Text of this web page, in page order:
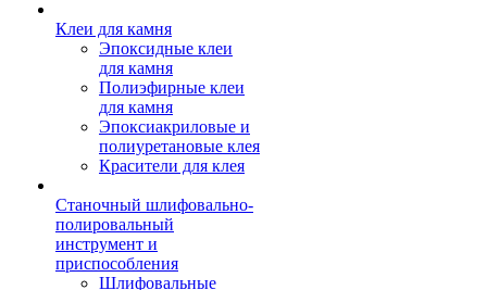
Клеи для камня
Эпоксидные клеи
для камня
Полиэфирные клеи
для камня
Эпоксиакриловые и
полиуретановые клея
Красители для клея
Станочный шлифовально-
полировальный
инструмент и
приспособления
Шлифовальные